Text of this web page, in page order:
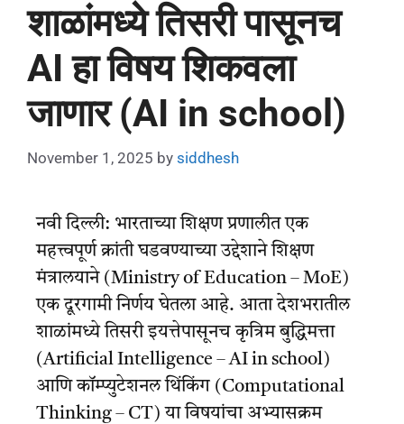
शाळांमध्ये तिसरी पासूनच
AI हा विषय शिकवला
जाणार (AI in school)
November 1, 2025 by siddhesh
नवी दिल्ली: भारताच्या शिक्षण प्रणालीत एक
महत्त्वपूर्ण क्रांती घडवण्याच्या उद्देशाने शिक्षण
मंत्रालयाने (Ministry of Education – MoE)
एक दूरगामी निर्णय घेतला आहे. आता देशभरातील
शाळांमध्ये तिसरी इयत्तेपासूनच कृत्रिम बुद्धिमत्ता
(Artificial Intelligence – AI in school)
आणि कॉम्प्युटेशनल थिंकिंग (Computational
Thinking – CT) या विषयांचा अभ्यासक्रम